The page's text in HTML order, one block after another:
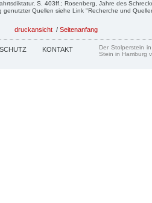
S. 403ff.; Rosenberg, Jahre des
genutzter Quellen siehe Link "Recherche und
druckansicht / Seitenanfang
KONTAKT
Der Stolperstein
Stein in Hamburg